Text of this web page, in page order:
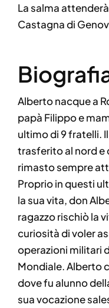
La salma
Castagna di
Alberto nacque a
papà Filippo e
ultimo di 9 fratelli.
trasferito al nord e
rimasto sempre
Proprio in questi
la sua vita, don
ragazzo rischiò la
curiosità di voler
operazioni militari
Mondiale. Alberto
dove fu alunno
sua vocazione